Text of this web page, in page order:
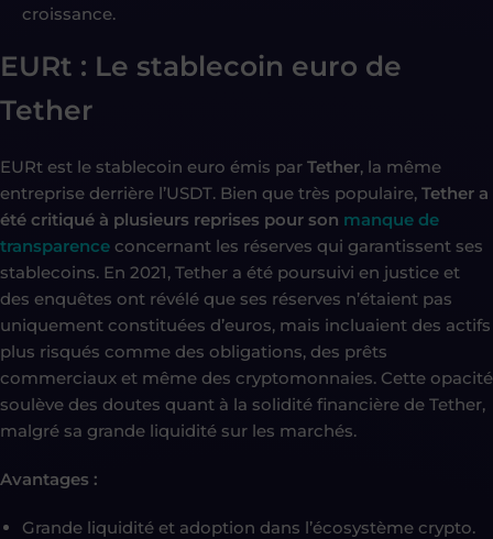
croissance.
EURt : Le stablecoin euro de
Tether
EURt est le stablecoin euro émis par Tether, la même
entreprise derrière l’USDT. Bien que très populaire, Tether a
été critiqué à plusieurs reprises pour son manque de
transparence concernant les réserves qui garantissent ses
stablecoins. En 2021, Tether a été poursuivi en justice et
des enquêtes ont révélé que ses réserves n’étaient pas
uniquement constituées d’euros, mais incluaient des actifs
plus risqués comme des obligations, des prêts
commerciaux et même des cryptomonnaies. Cette opacité
soulève des doutes quant à la solidité financière de Tether,
malgré sa grande liquidité sur les marchés.
Avantages :
Grande liquidité et adoption dans l’écosystème crypto.